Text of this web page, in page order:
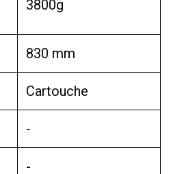
3800g
830 mm
Cartouche
-
-